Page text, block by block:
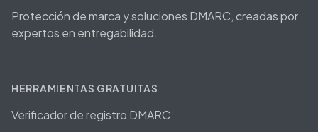
Protección de marca y soluciones DMARC, creadas por
expertos en entregabilidad.
HERRAMIENTAS GRATUITAS
Verificador de registro DMARC